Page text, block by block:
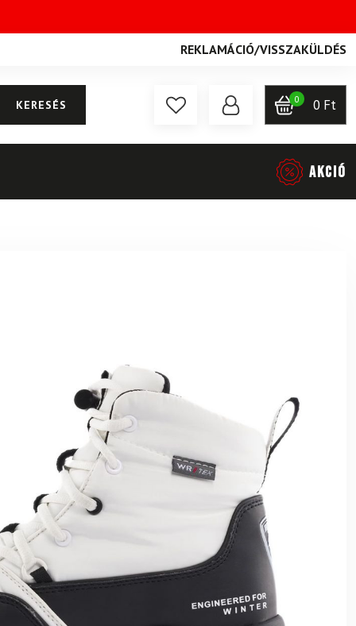
REKLAMÁCIÓ/VISSZAKÜLDÉS
KERESÉS 0 0 Ft
AKCIÓ